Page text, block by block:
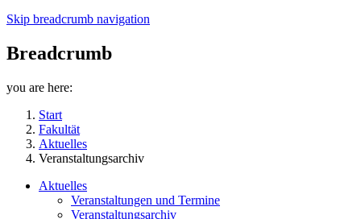
Skip breadcrumb navigation
Breadcrumb
you are here:
Start
Fakultät
Aktuelles
Veranstaltungsarchiv
Aktuelles
Veranstaltungen und Termine
Veranstaltungsarchiv